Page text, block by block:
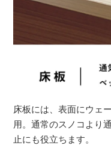
床板には、表面にウェ
用。通常のスノコより
止にも役立ちます。